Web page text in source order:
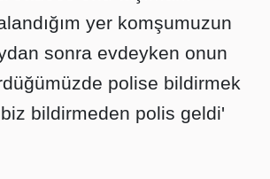
yer komşumuzun
sonra evdeyken onun
polise bildirmek
bildirmeden polis geldi'